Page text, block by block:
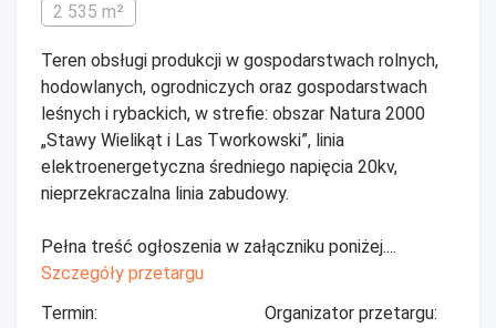
2 535 m²
Teren obsługi produkcji w gospodarstwach rolnych,
hodowlanych, ogrodniczych oraz gospodarstwach
leśnych i rybackich, w strefie: obszar Natura 2000
„Stawy Wielikąt i Las Tworkowski”, linia
elektroenergetyczna średniego napięcia 20kv,
nieprzekraczalna linia zabudowy.
Pełna treść ogłoszenia w załączniku poniżej....
Szczegóły przetargu
Termin:
Organizator przetargu: